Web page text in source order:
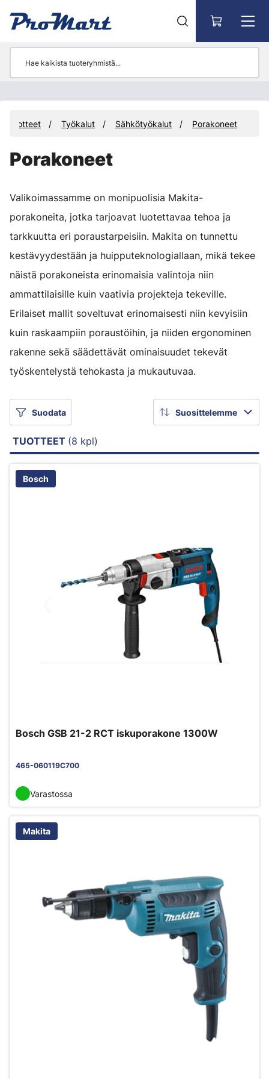
Tuotteet Työkalut Sähkötyökalut Porakoneet
Porakoneet
Valikoimassamme on monipuolisia Makita-
porakoneita, jotka tarjoavat luotettavaa tehoa ja
tarkkuutta eri poraustarpeisiin. Makita on tunnettu
kestävyydestään ja huipputeknologiallaan, mikä tekee
näistä porakoneista erinomaisia valintoja niin
ammattilaisille kuin vaativia projekteja tekeville.
Erilaiset mallit soveltuvat erinomaisesti niin kevyisiin
kuin raskaampiin poraustöihin, ja niiden ergonominen
rakenne sekä säädettävät ominaisuudet tekevät
työskentelystä tehokasta ja mukautuvaa.
Suodata Suosittelemme
TUOTTEET (8 kpl)
Bosch
Bosch GSB 21-2 RCT iskuporakone 1300W
465-060119C700
Varastossa
Makita